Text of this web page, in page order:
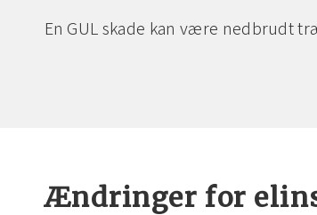
En GUL skade kan være nedbrudt
Ændringer for